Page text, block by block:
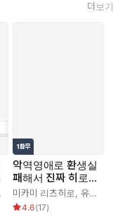
더보기
악역영애로 환생실
패해서 진짜 히로인
이 되어버렸습니다
~악역영애 오빠와
의 가족 엔딩을 포
미카미 리츠히로, 유즈하라 테일
4.6(17)